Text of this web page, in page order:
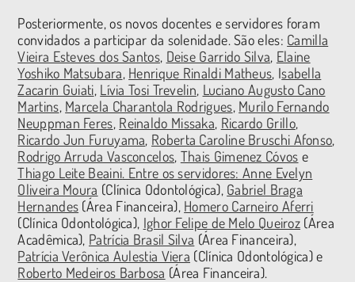
Posteriormente, os novos docentes e servidores foram
convidados a participar da solenidade. São eles: Camilla
Vieira Esteves dos Santos, Deise Garrido Silva, Elaine
Yoshiko Matsubara, Henrique Rinaldi Matheus, Isabella
Zacarin Guiati, Lívia Tosi Trevelin, Luciano Augusto Cano
Martins, Marcela Charantola Rodrigues, Murilo Fernando
Neuppman Feres, Reinaldo Missaka, Ricardo Grillo,
Ricardo Jun Furuyama, Roberta Caroline Bruschi Afonso,
Rodrigo Arruda Vasconcelos, Thais Gimenez Cóvos e
Thiago Leite Beaini. Entre os servidores: Anne Evelyn
Oliveira Moura (Clínica Odontológica), Gabriel Braga
Hernandes (Área Financeira), Homero Carneiro Aferri
(Clínica Odontológica), Ighor Felipe de Melo Queiroz (Área
Acadêmica), Patrícia Brasil Silva (Área Financeira),
Patrícia Verônica Aulestia Viera (Clínica Odontológica) e
Roberto Medeiros Barbosa (Área Financeira).